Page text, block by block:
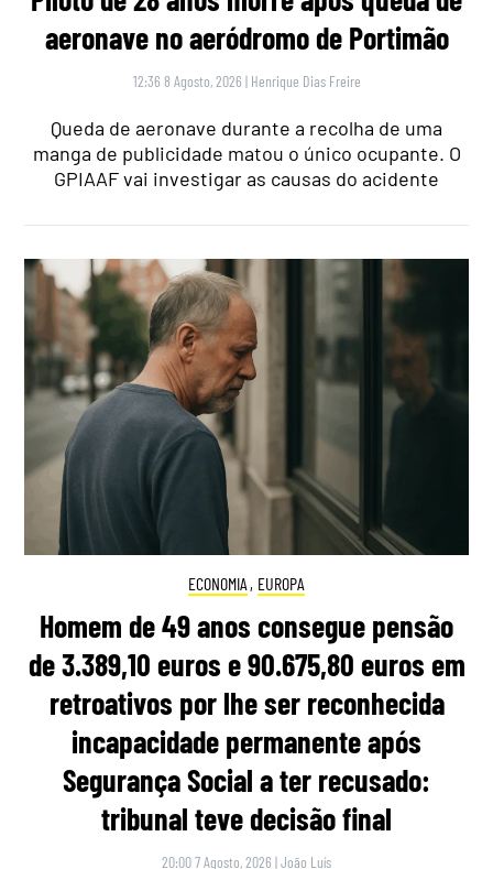
aeronave no aeródromo de Portimão
12:36 8 Agosto, 2026 | Henrique Dias Freire
Queda de aeronave durante a recolha de uma
manga de publicidade matou o único ocupante. O
GPIAAF vai investigar as causas do acidente
ECONOMIA , EUROPA
Homem de 49 anos consegue pensão
de 3.389,10 euros e 90.675,80 euros em
retroativos por lhe ser reconhecida
incapacidade permanente após
Segurança Social a ter recusado:
tribunal teve decisão final
20:00 7 Agosto, 2026 |João Luís